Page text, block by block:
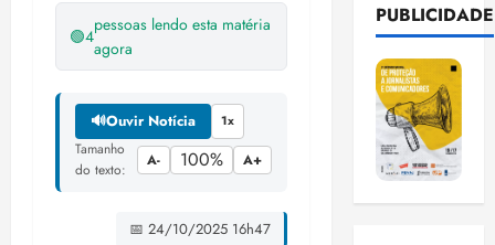
🟢4
pessoas lendo esta matéria
agora
🔊Ouvir Notícia 1x
Tamanho
do texto:
A- 100% A+
📅 24/10/2025 16h47
PUBLICIDADE